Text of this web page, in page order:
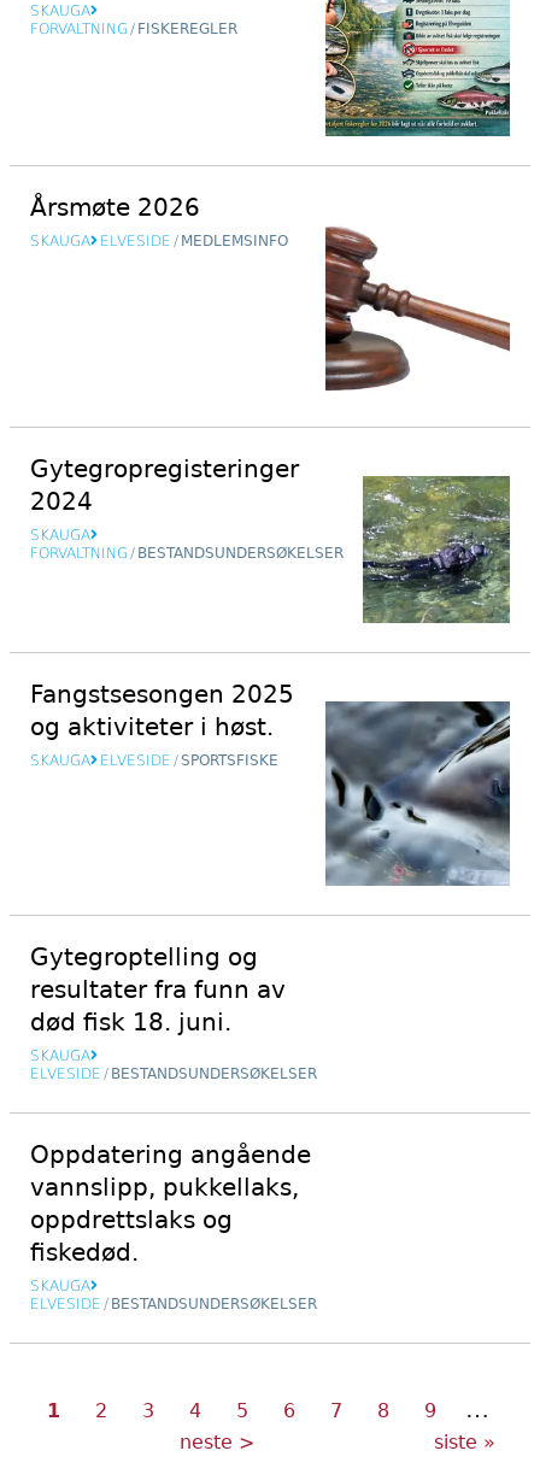
SKAUGA
FORVALTNING / FISKEREGLER
Årsmøte 2026
SKAUGA ELVESIDE / MEDLEMSINFO
Gytegropregisteringer
2024
SKAUGA
FORVALTNING / BESTANDSUNDERSØKELSER
Fangstsesongen 2025
og aktiviteter i høst.
SKAUGA ELVESIDE /SPORTSFISKE
Gytegroptelling og
resultater fra funn av
død fisk 18. juni.
SKAUGA
ELVESIDE / BESTANDSUNDERSØKELSER
Oppdatering angående
vannslipp, pukkellaks,
oppdrettslaks og
fiskedød.
SKAUGA
ELVESIDE / BESTANDSUNDERSØKELSER
SiderNåværende
1 Side
2 Side
3 Side
4 Side
5 Side
6 Side
7 Side
8 Side
9 …
Neste
neste >
Siste
siste »